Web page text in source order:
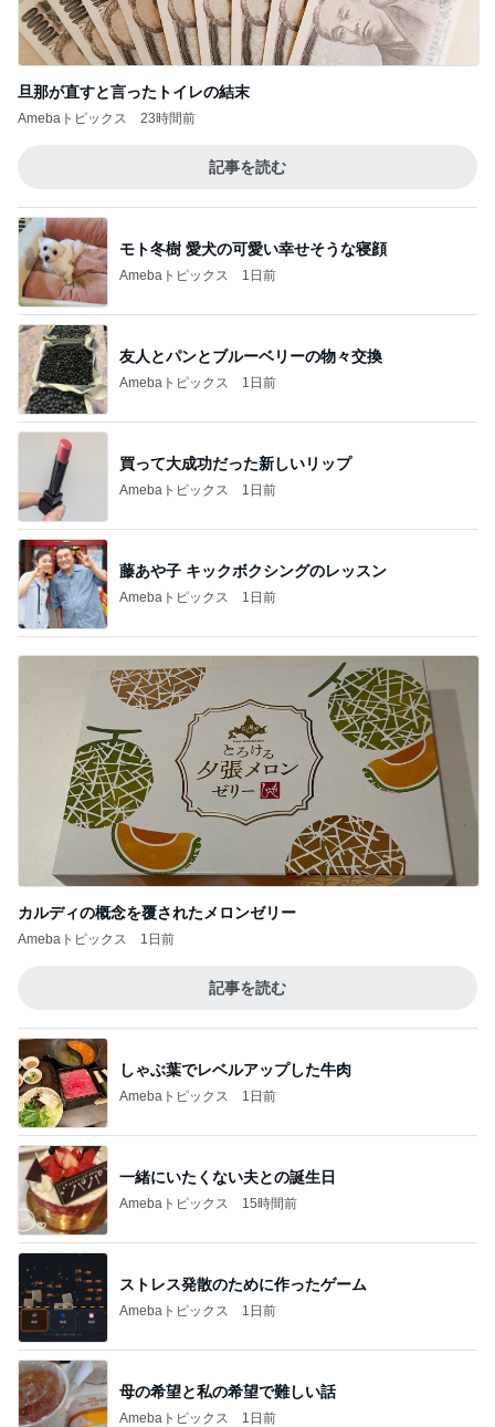
旦那が直すと言ったトイレの結末
Amebaトピックス 23時間前
記事を読む
モト冬樹 愛犬の可愛い幸せそうな寝顔
Amebaトピックス 1日前
友人とパンとブルーベリーの物々交換
Amebaトピックス 1日前
買って大成功だった新しいリップ
Amebaトピックス 1日前
藤あや子 キックボクシングのレッスン
Amebaトピックス 1日前
カルディの概念を覆されたメロンゼリー
Amebaトピックス 1日前
記事を読む
しゃぶ葉でレベルアップした牛肉
Amebaトピックス 1日前
一緒にいたくない夫との誕生日
Amebaトピックス 15時間前
ストレス発散のために作ったゲーム
Amebaトピックス 1日前
母の希望と私の希望で難しい話
Amebaトピックス 1日前